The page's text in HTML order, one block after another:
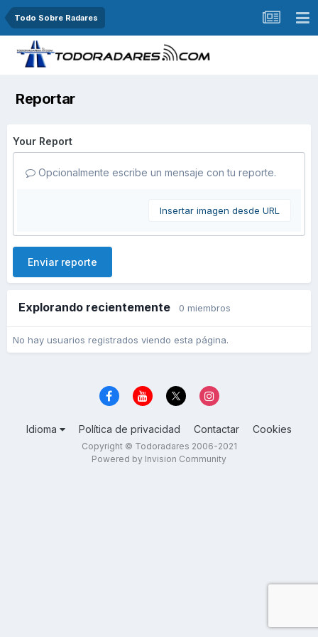
Todo Sobre Radares
Reportar
Your Report
Opcionalmente escribe un mensaje con tu reporte.
Insertar imagen desde URL
Enviar reporte
Explorando recientemente 0 miembros
No hay usuarios registrados viendo esta página.
Idioma Política de privacidad Contactar Cookies
Copyright © Todoradares 2006-2021
Powered by Invision Community